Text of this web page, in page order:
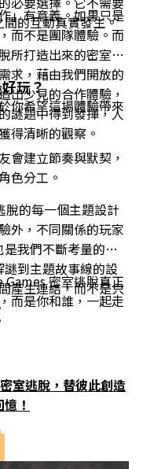
的互動真實發生。
」有意義。如果只是
而不是團隊體驗。而
所打造出來的密室逃
求，藉由我們開放的
出少見的合作體驗，
謎題中得到發揮，人
得清晰的觀察。
玩？
你希望這場體驗帶來
會建立節奏與默契，
色分工。
脫的每一個主題設計
外，不同關係的玩家
我們不斷考量的一
到主題故事線的設
產生連結，而不是只
密室逃脫真正
而是你和誰，一起走
室逃脫，替彼此創造
！